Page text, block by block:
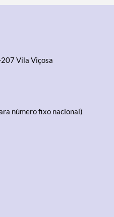
Vila Viçosa
número fixo nacional)